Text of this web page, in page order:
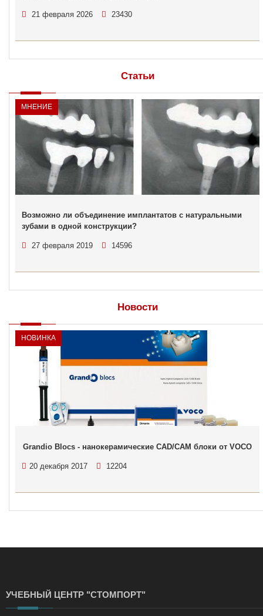
21 февраля 2026 23430
Статьи
МНЕНИЕ
Возможно ли объединение имплантатов с натуральными
зубами в одной конструкции?
27 февраля 2019 14596
Новости
НОВИНКА
Grandio Blocs - нанокерамические CAD/CAM блоки от VOCO
20 декабря 2017 12204
УЧЕБНЫЙ ЦЕНТР "СТОМПОРТ"